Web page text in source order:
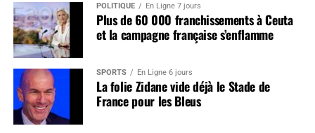
POLITIQUE En Ligne 7 jours
Plus de 60 000 franchissements à Ceuta
et la campagne française s’enflamme
SPORTS En Ligne 6 jours
La folie Zidane vide déjà le Stade de
France pour les Bleus